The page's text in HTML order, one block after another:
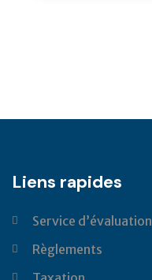
Liens rapides
Service d’évaluation
Règlements